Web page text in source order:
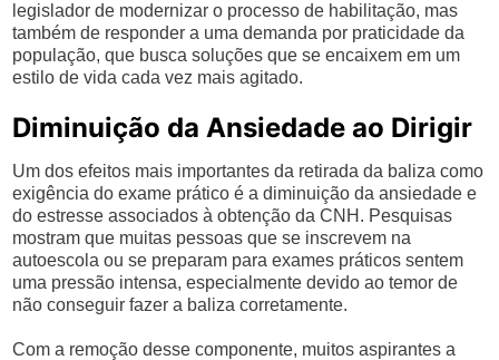
legislador de modernizar o processo de habilitação, mas
também de responder a uma demanda por praticidade da
população, que busca soluções que se encaixem em um
estilo de vida cada vez mais agitado.
Diminuição da Ansiedade ao Dirigir
Um dos efeitos mais importantes da retirada da baliza como
exigência do exame prático é a diminuição da ansiedade e
do estresse associados à obtenção da CNH. Pesquisas
mostram que muitas pessoas que se inscrevem na
autoescola ou se preparam para exames práticos sentem
uma pressão intensa, especialmente devido ao temor de
não conseguir fazer a baliza corretamente.
Com a remoção desse componente, muitos aspirantes a